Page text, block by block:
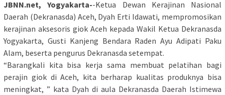
JBNN.net, Yogyakarta--Ketua Dewan Kerajinan Nasional
Daerah (Dekranasda) Aceh, Dyah Erti Idawati, mempromosikan
kerajinan aksesoris giok Aceh kepada Wakil Ketua Dekranasda
Yogyakarta, Gusti Kanjeng Bendara Raden Ayu Adipati Paku
Alam, beserta pengurus Dekranasda setempat.
“Barangkali kita bisa kerja sama membuat pelatihan bagi
perajin giok di Aceh, kita berharap kualitas produknya bisa
meningkat, ” kata Dyah di aula Dekranasda Daerah Istimewa